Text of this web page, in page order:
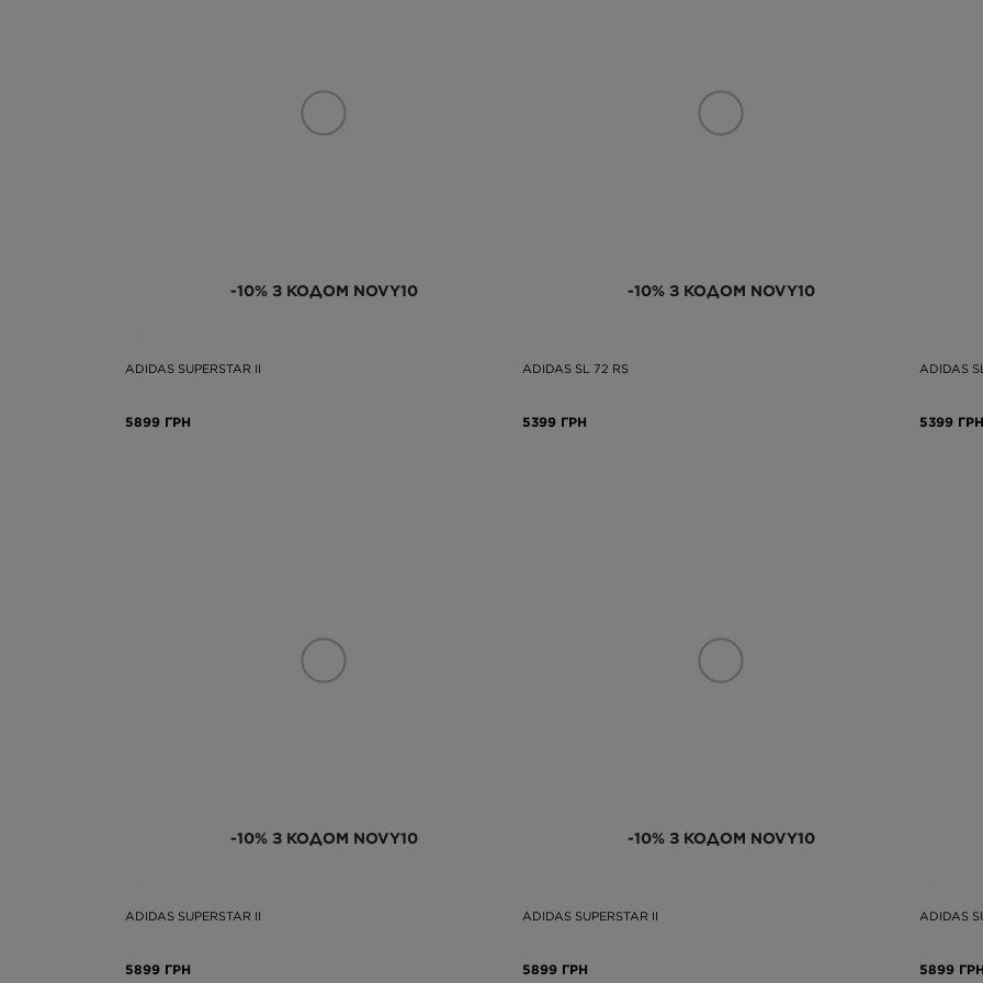
-10% З КОДОМ NOVY10
ADIDAS SUPERSTAR II
5899 ГРН
-10% З КОДОМ NOVY10
ADIDAS SL 72 RS
5399 ГРН
ADIDAS
5399 ГРН
-10% З КОДОМ NOVY10
ADIDAS SUPERSTAR II
5899 ГРН
-10% З КОДОМ NOVY10
ADIDAS SUPERSTAR II
5899 ГРН
ADIDAS
5899 ГРН